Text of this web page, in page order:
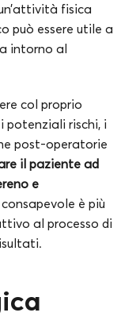
fisica
può essere utile a
intorno al
col proprio
potenziali rischi, i
post-operatorie
il paziente ad
e
è più
al processo di